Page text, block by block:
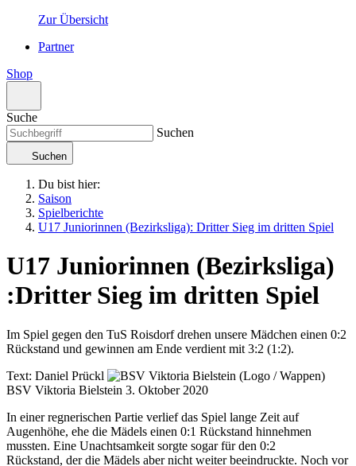
Zur Übersicht
Partner
Shop
Suche
Suchen
Suchen
Du bist hier:
Saison
Spielberichte
U17 Juniorinnen (Bezirksliga): Dritter Sieg im dritten Spiel
U17 Juniorinnen (Bezirksliga)
:Dritter Sieg im dritten Spiel
Im Spiel gegen den TuS Roisdorf drehen unsere Mädchen einen 0:2
Rückstand und gewinnen am Ende verdient mit 3:2 (1:2).
Text: Daniel Prückl
BSV Viktoria Bielstein 3. Oktober 2020
In einer regnerischen Partie verlief das Spiel lange Zeit auf
Augenhöhe, ehe die Mädels einen 0:1 Rückstand hinnehmen
mussten. Eine Unachtsamkeit sorgte sogar für den 0:2
Rückstand, der die Mädels aber nicht weiter beeindruckte. Noch vor